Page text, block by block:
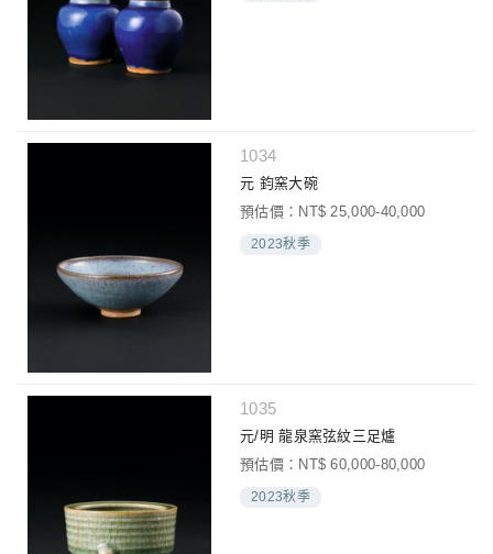
1034
元 鈞窯大碗
預估價：NT$ 25,000-40,000
2023秋季
1035
元/明 龍泉窯弦紋三足爐
預估價：NT$ 60,000-80,000
2023秋季